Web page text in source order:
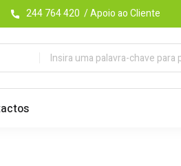
244 764 420 / Apoio ao Cliente